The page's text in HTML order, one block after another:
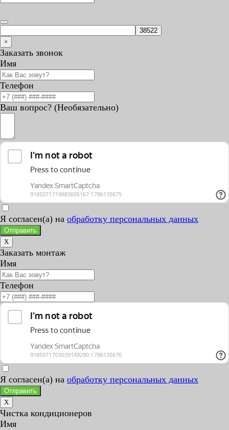
×
Заказать звонок
Имя
Телефон
Ваш вопрос? (Необязательно)
Я согласен(а) на обработку персональных данных
Отправить
X
Заказать монтаж
Имя
Телефон
Я согласен(а) на обработку персональных данных
Отправить
X
Чистка кондиционеров
Имя